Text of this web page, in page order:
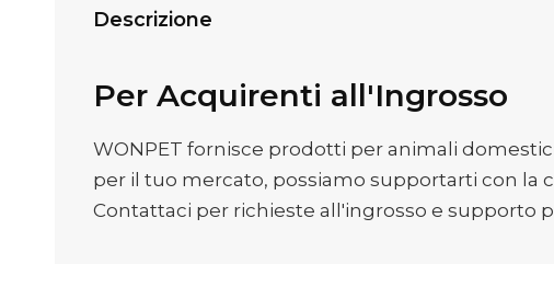
Descrizione
Per Acquirenti all'Ingrosso
WONPET fornisce prodotti per animali
per il tuo mercato, possiamo supportarti con la
Contattaci per richieste all'ingrosso e supporto